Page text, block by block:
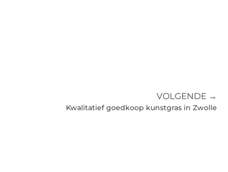
VOLGENDE →
Kwalitatief goedkoop kunstgras in Zwolle